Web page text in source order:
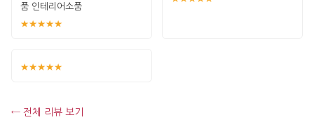
품 인테리어소품
★★★★★
★★★★★
← 전체 리뷰 보기